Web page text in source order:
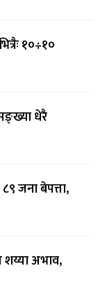
१०÷१०
धेरै
जना बेपत्ता,
शय्या अभाव,